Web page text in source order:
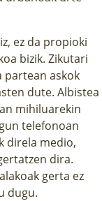
ez da propioki
bizik. Zikutari
partean askok
dute. Albistea
mihiluarekin
telefonoan
direla medio,
dira.
gerta ez
dugu.